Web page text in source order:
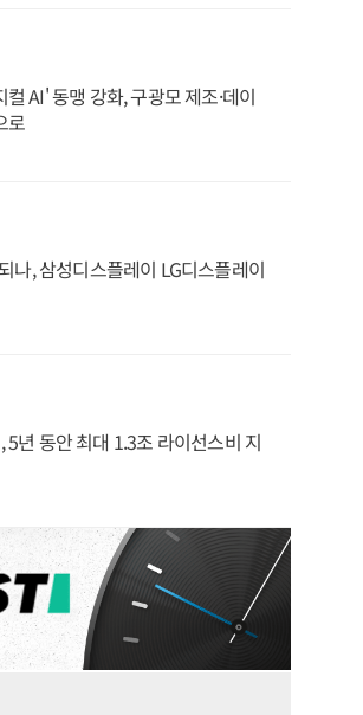
AI' 동맹 강화, 구광모 제조·데이
로
나, 삼성디스플레이 LG디스플레이
년 동안 최대 1.3조 라이선스비 지